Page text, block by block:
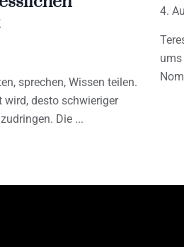
sprechen, Wissen teilen.
wird, desto schwieriger
Die
4.